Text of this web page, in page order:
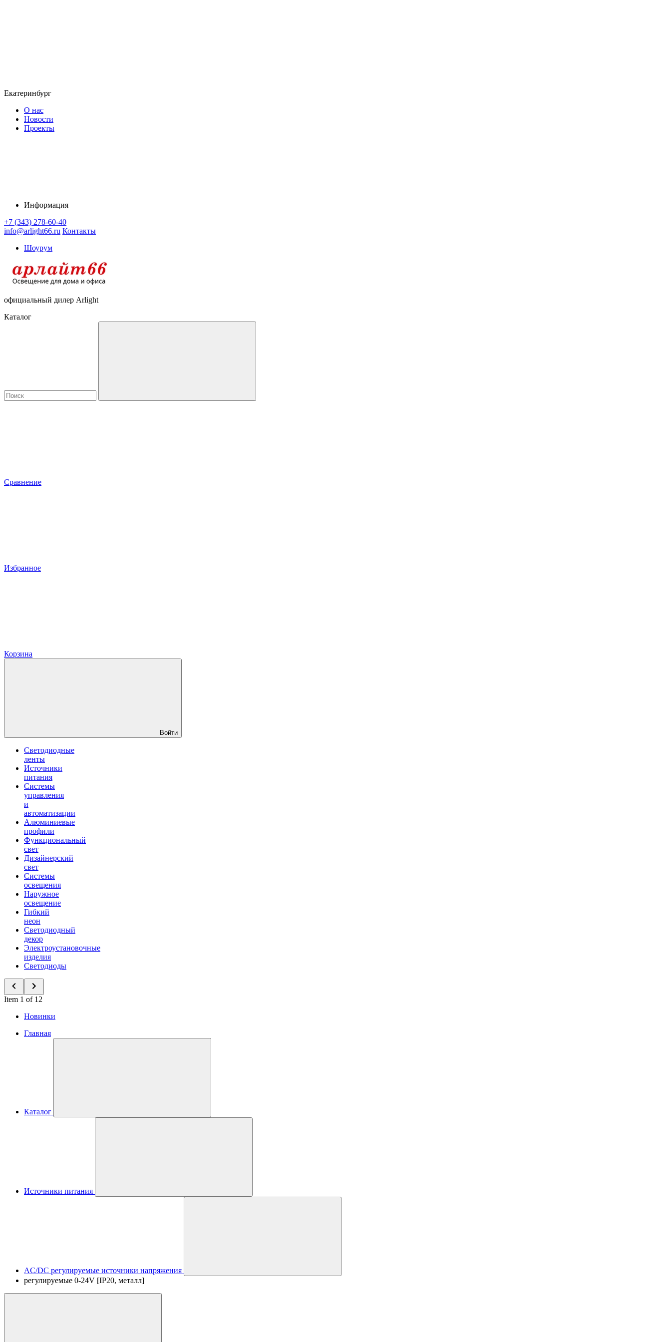
Екатеринбург
О нас
Новости
Проекты
Информация
+7 (343) 278-60-40
info@arlight66.ru Контакты
Шоурум
официальный дилер Arlight
Каталог
Сравнение
Избранное
Корзина
Войти
Светодиодные
ленты
Источники
питания
Системы
управления
и
автоматизации
Алюминиевые
профили
Функциональный
свет
Дизайнерский
свет
Системы
освещения
Наружное
освещение
Гибкий
неон
Светодиодный
декор
Электроустановочные
изделия
Светодиоды
Item 1 of 12
Новинки
Главная
Каталог
Источники питания
AC/DC регулируемые источники напряжения
регулируемые 0-24V [IP20, металл]